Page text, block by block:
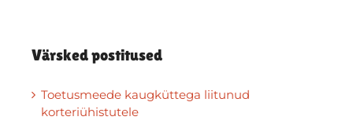
Värsked postitused
Toetusmeede kaugküttega liitunud
korteriühistutele